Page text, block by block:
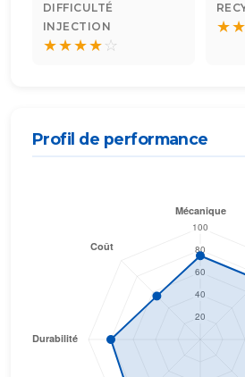
DIFFICULTÉ
INJECTION
★★★★☆
★★
Profil de performance